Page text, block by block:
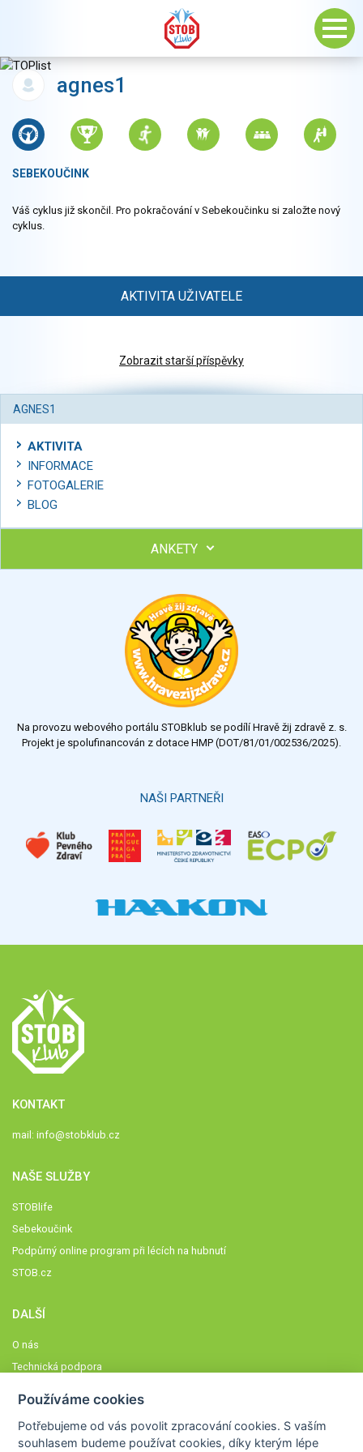
agnes1
SEBEKOUČINK
Váš cyklus již skončil. Pro pokračování v Sebekoučinku si založte nový
cyklus.
AKTIVITA UŽIVATELE
Zobrazit starší příspěvky
AGNES1
AKTIVITA
INFORMACE
FOTOGALERIE
BLOG
ANKETY
Výsledky Všechny ankety
Na provozu webového portálu STOBklub se podílí Hravě žij zdravě z. s.
Projekt je spolufinancován z dotace HMP (DOT/81/01/002536/2025).
NAŠI PARTNEŘI
KONTAKT
mail: info@stobklub.cz
NAŠE SLUŽBY
STOBlife
Sebekoučink
Podpůrný online program při lécích na hubnutí
STOB.cz
DALŠÍ
O nás
Technická podpora
Členové STOBklubu
Používáme cookies
Potřebujeme od vás povolit zpracování cookies. S vaším
souhlasem budeme používat cookies, díky kterým lépe